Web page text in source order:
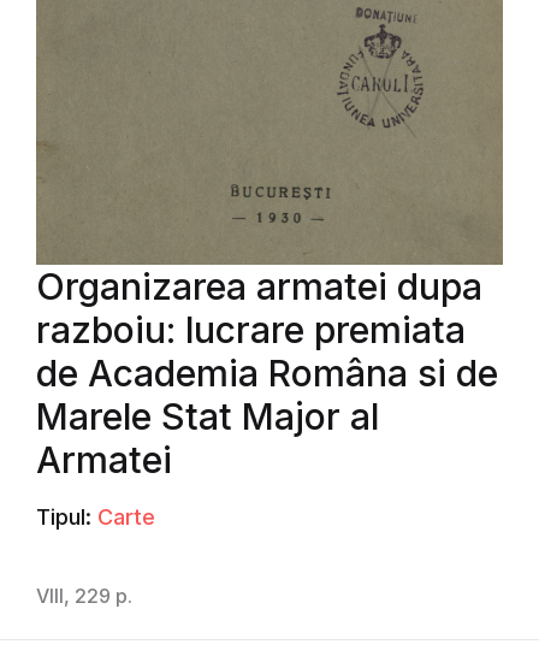
Organizarea armatei dupa
razboiu: lucrare premiata
de Academia Româna si de
Marele Stat Major al
Armatei
Tipul: Carte
VIII, 229 p.